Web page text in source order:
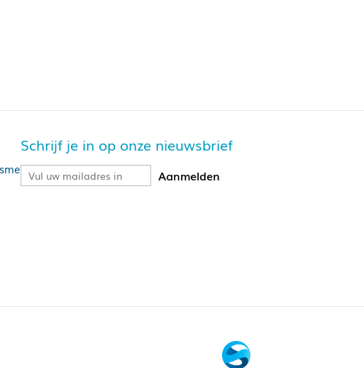
Schrijf je in op onze nieuwsbrief